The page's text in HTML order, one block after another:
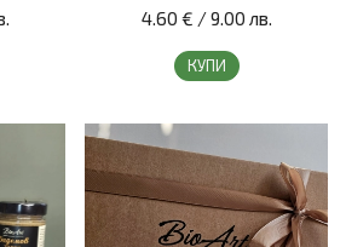
4.60 € /9.00 лв.
КУПИ